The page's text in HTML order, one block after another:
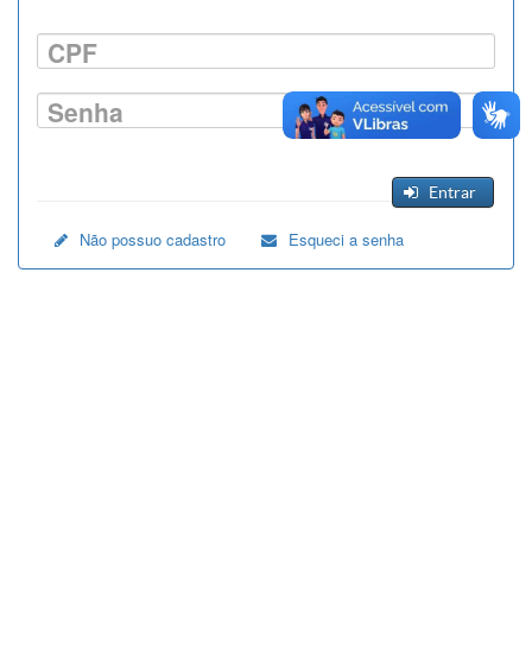
CPF
Senha
Entrar
Não possuo cadastro Esqueci a senha